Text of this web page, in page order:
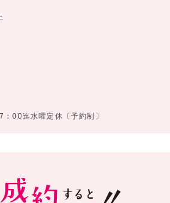
00迄水曜定休〔予約制〕